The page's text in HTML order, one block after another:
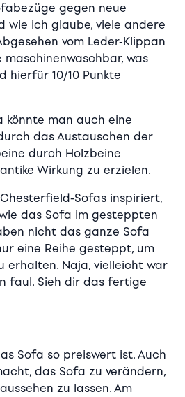
gegen neue
wie ich glaube, viele andere
vom Leder-Klippan
was
hierfür 10/10 Punkte
könnte man auch eine
das Austauschen der
durch Holzbeine
Wirkung zu erzielen.
Sofas inspiriert,
das Sofa im gesteppten
nicht das ganze Sofa
eine Reihe gesteppt, um
erhalten. Naja, vielleicht war
faul. Sieh dir das fertige
Sofa so preiswert ist. Auch
das Sofa zu verändern,
zu lassen. Am